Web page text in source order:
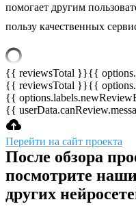
помогает другим
пользу качественных
{{ reviewsTotal }}{{
{{ reviewsTotal }}{{
{{
{{
Перейти на сайт проекта
После обзора
посмотрите
других